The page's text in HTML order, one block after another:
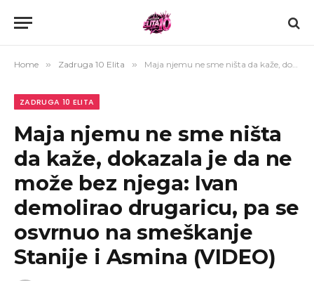
Home » Zadruga 10 Elita » Maja njemu ne sme ništa da kaže, dokazala je da ne može bez njega: Ivan demolirao drugaricu, pa se osvrnuo na smeškanje Stanije i Asmina (VIDEO)
ZADRUGA 10 ELITA
Maja njemu ne sme ništa
da kaže, dokazala je da ne
može bez njega: Ivan
demolirao drugaricu, pa se
osvrnuo na smeškanje
Stanije i Asmina (VIDEO)